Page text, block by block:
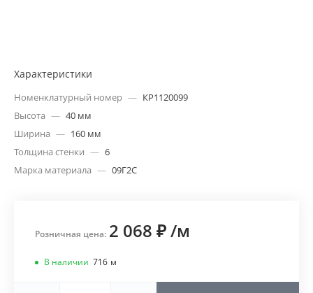
Характеристики
Номенклатурный номер — КР1120099
Высота — 40 мм
Ширина — 160 мм
Толщина стенки — 6
Марка материала — 09Г2С
Розничная цена: 2 068 ₽/м
В наличии 716 м